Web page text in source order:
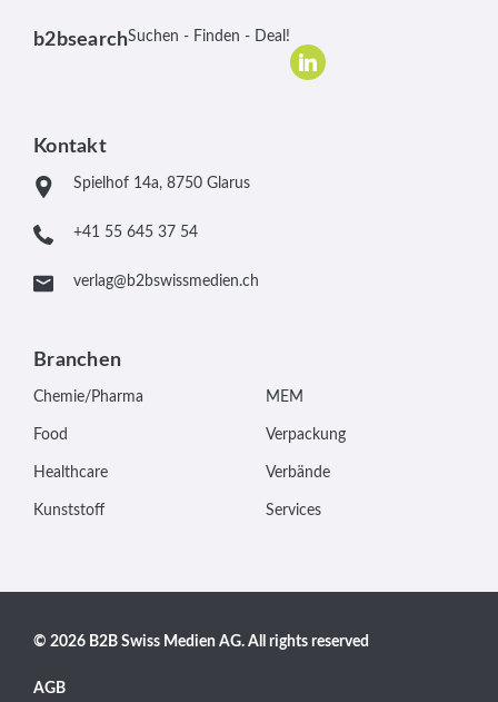
b2bsearchSuchen - Finden - Deal!
Kontakt
Spielhof 14a, 8750 Glarus
+41 55 645 37 54
verlag@b2bswissmedien.ch
Branchen
Chemie/Pharma
Food
Healthcare
Kunststoff
MEM
Verpackung
Verbände
Services
© 2026 B2B Swiss Medien AG. All rights reserved
AGB